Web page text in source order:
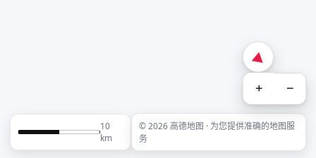
+ −
10
km
© 2026 高德地图 · 为您提供准确的地图服
务